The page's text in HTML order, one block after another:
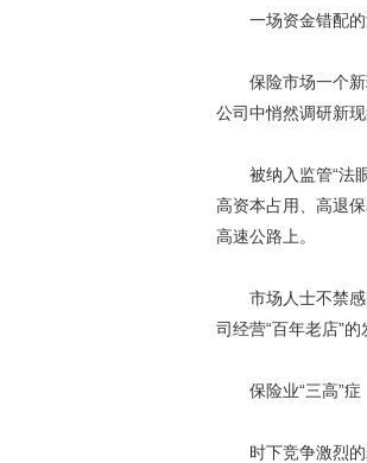
一场资金错配的
保险市场一个新
公司中悄然调研新
被纳入监管“法眼
高资本占用、高退
高速公路上。
市场人士不禁感叹
司经营“百年老店”的
保险业“三高”症
时下竞争激烈的